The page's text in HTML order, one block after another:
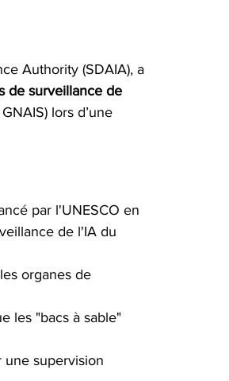
Authority (SDAIA), a
de surveillance de
lors d’une
par l'UNESCO en
de l'IA du
organes de
les "bacs à sable"
une supervision